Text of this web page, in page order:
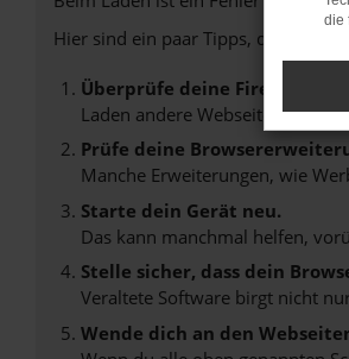
Hier sind ein paar Tipps, die dir
Überprüfe deine Firewall
Laden andere Webseiten, zum
Prüfe deine
Manche Erweiterungen, wie
Starte dein Gerät neu.
Das kann manchmal helfen,
Stelle sicher, dass dein
Veraltete Software birgt nicht
Wende dich an den
die